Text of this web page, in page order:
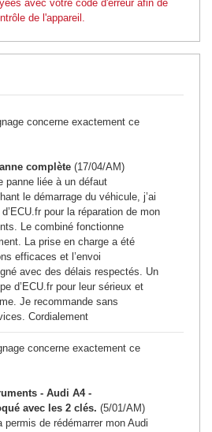
avec votre code d'erreur afin de
de l'appareil.
concerne exactement ce
complète (17/04/AM)
panne liée à un défaut
le démarrage du véhicule, j’ai
pour la réparation de mon
Le combiné fonctionne
La prise en charge a été
efficaces et l’envoi
avec des délais respectés. Un
d’ECU.fr pour leur sérieux et
Je recommande sans
Cordialement
concerne exactement ce
- Audi A4 -
avec les 2 clés. (5/01/AM)
permis de rédémarrer mon Audi